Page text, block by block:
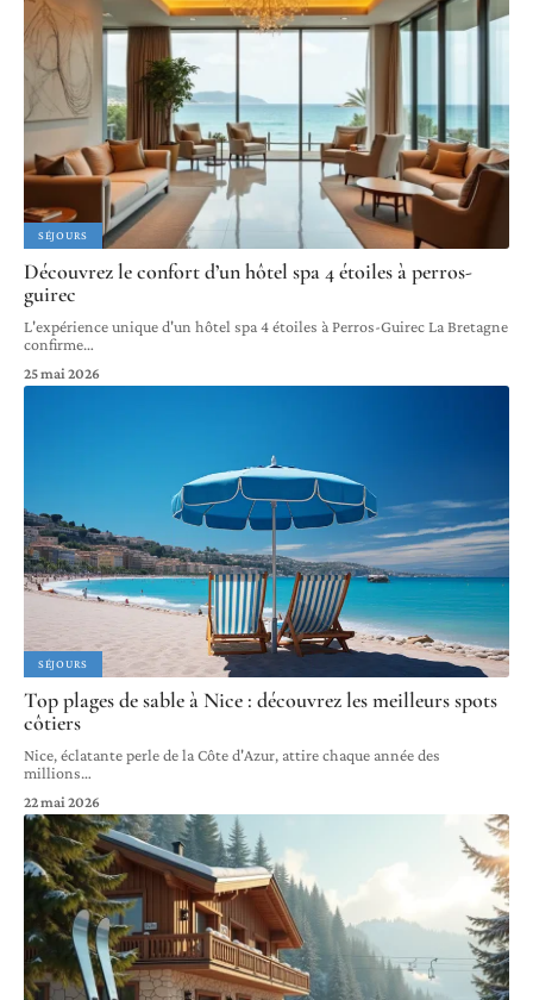
SÉJOURS
Découvrez le confort d’un hôtel spa 4 étoiles à perros-
guirec
L'expérience unique d'un hôtel spa 4 étoiles à Perros-Guirec La Bretagne
confirme…
25 mai 2026
SÉJOURS
Top plages de sable à Nice : découvrez les meilleurs spots
côtiers
Nice, éclatante perle de la Côte d'Azur, attire chaque année des
millions…
22 mai 2026